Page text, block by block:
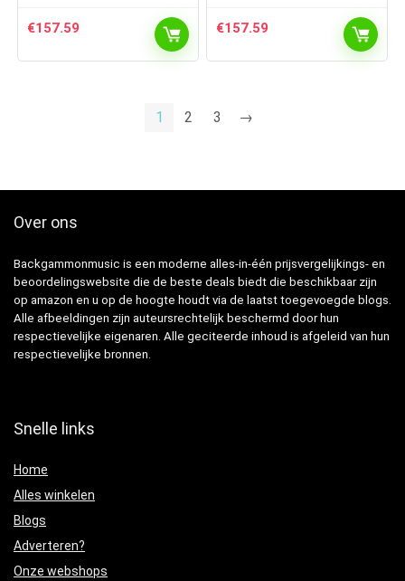
€157.59 €157.59
1 2 3 →
Over ons
Backgammonmusic is een moderne alles-in-één prijsvergelijkings- en
beoordelingswebsite die de beste deals biedt die beschikbaar zijn
op amazon en u op de hoogte houdt via de laatst toegevoegde blogs.
Alle afbeeldingen zijn auteursrechtelijk beschermd door hun
respectievelijke eigenaren. Alle geciteerde inhoud is afgeleid van hun
respectievelijke bronnen.
Snelle links
Home
Alles winkelen
Blogs
Adverteren?
Onze webshops